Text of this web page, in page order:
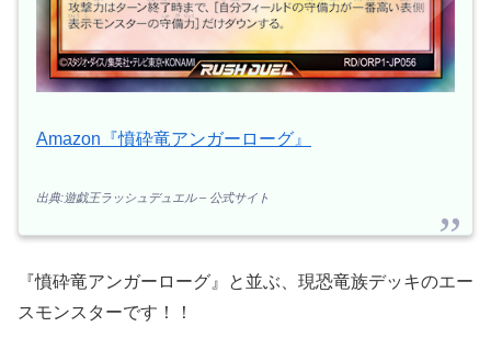
Amazon『憤砕竜アンガーローグ』
出典:遊戯王ラッシュデュエル – 公式サイト
『憤砕竜アンガーローグ』と並ぶ、現恐竜族デッキのエー
スモンスターです！！